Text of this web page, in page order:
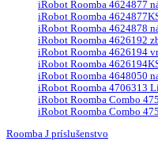
iRobot Roomba 4624877
iRobot Roomba
iRobot Roomba 4624878
iRobot Roomba 4626192
iRobot Roomba 4626194
iRobot Roomba
iRobot Roomba 4648050
iRobot Roomba 4706313
iRobot Roomba Combo
iRobot Roomba Combo
Roomba J príslušenstvo